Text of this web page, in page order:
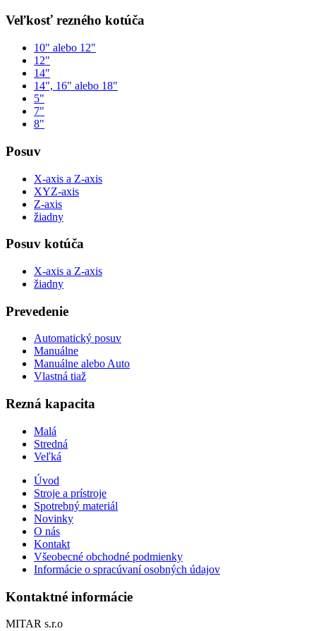
Veľkosť rezného kotúča
10" alebo 12"
12"
14"
14", 16" alebo 18"
5"
7"
8"
Posuv
X-axis a Z-axis
XYZ-axis
Z-axis
žiadny
Posuv kotúča
X-axis a Z-axis
žiadny
Prevedenie
Automatický posuv
Manuálne
Manuálne alebo Auto
Vlastná tiaž
Rezná kapacita
Malá
Stredná
Veľká
Úvod
Stroje a prístroje
Spotrebný materiál
Novinky
O nás
Kontakt
Všeobecné obchodné podmienky
Informácie o spracúvaní osobných údajov
Kontaktné informácie
MITAR s.r.o